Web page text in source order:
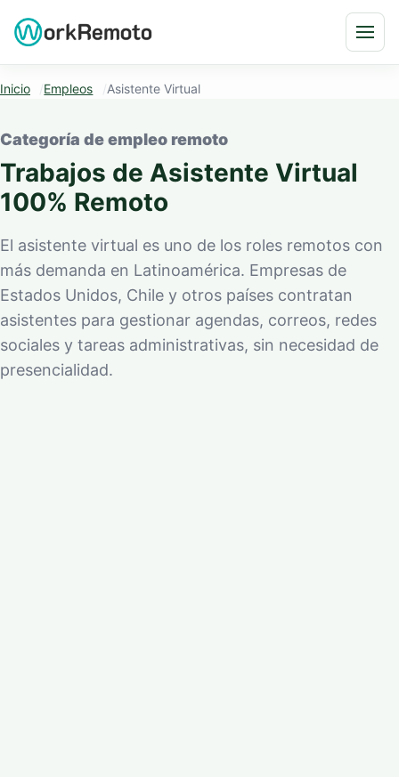
Inicio Empleos Asistente Virtual
Categoría de empleo remoto
Trabajos de Asistente Virtual
100% Remoto
El asistente virtual es uno de los roles remotos con
más demanda en Latinoamérica. Empresas de
Estados Unidos, Chile y otros países contratan
asistentes para gestionar agendas, correos, redes
sociales y tareas administrativas, sin necesidad de
presencialidad.